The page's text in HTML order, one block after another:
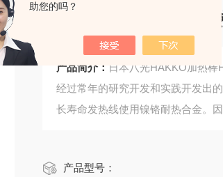
助您的吗？
日本八光HAKKO
产品简介： 日本八光HAKKO加热棒
经过常年的研究开发和实践开发出
长寿命发热线使用镍铬耐热合金。
产品型号：